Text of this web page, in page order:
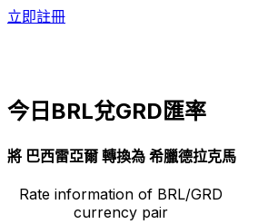
立即註冊
今日BRL兌GRD匯率
將 巴西雷亞爾 轉換為 希臘德拉克馬
Rate information of BRL/GRD
currency pair